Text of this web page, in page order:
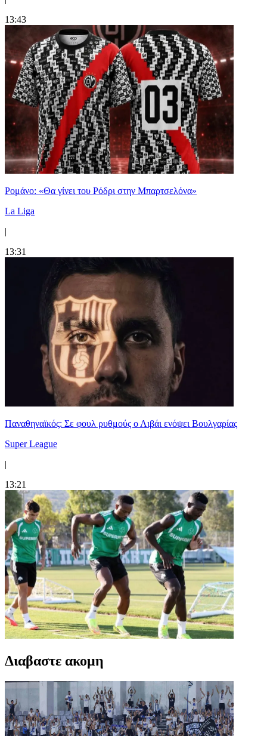
13:43
Ρομάνο: «Θα γίνει του Ρόδρι στην Μπαρτσελόνα»
La Liga
|
13:31
Παναθηναϊκός: Σε φουλ ρυθμούς ο Λιβάι ενόψει Βουλγαρίας
Super League
|
13:21
Διαβαστε ακομη